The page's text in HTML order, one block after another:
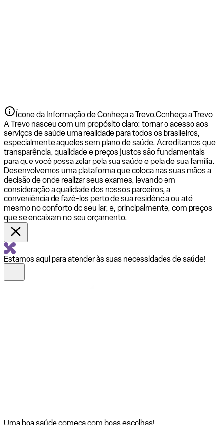
Ícone da Informação de Conheça a Trevo.Conheça a Trevo
A Trevo nasceu com um propósito claro: tornar o acesso aos
serviços de saúde uma realidade para todos os brasileiros,
especialmente aqueles sem plano de saúde. Acreditamos que
transparência, qualidade e preços justos são fundamentais
para que você possa zelar pela sua saúde e pela de sua família.
Desenvolvemos uma plataforma que coloca nas suas mãos a
decisão de onde realizar seus exames, levando em
consideração a qualidade dos nossos parceiros, a
conveniência de fazê-los perto de sua residência ou até
mesmo no conforto do seu lar, e, principalmente, com preços
que se encaixam no seu orçamento.
Estamos aqui para atender às suas necessidades de saúde!
Uma boa saúde começa com boas escolhas!